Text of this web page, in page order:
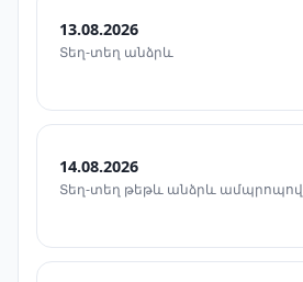
13.08.2026
Տեղ-տեղ անձրև
14.08.2026
Տեղ-տեղ թեթև անձրև ամպրոպով